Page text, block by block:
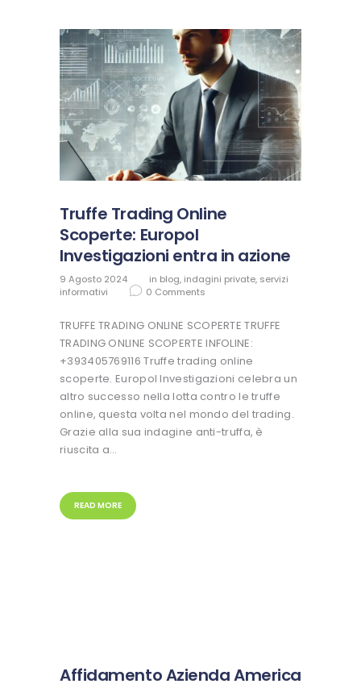
Truffe Trading Online
Scoperte: Europol
Investigazioni entra in azione
9 Agosto 2024 in blog, indagini private, servizi
informativi
0 Comments
TRUFFE TRADING ONLINE SCOPERTE TRUFFE
TRADING ONLINE SCOPERTE INFOLINE:
+393405769116 Truffe trading online
scoperte. Europol Investigazioni celebra un
altro successo nella lotta contro le truffe
online, questa volta nel mondo del trading.
Grazie alla sua indagine anti-truffa, è
riuscita a…
READ MORE
Affidamento Azienda America